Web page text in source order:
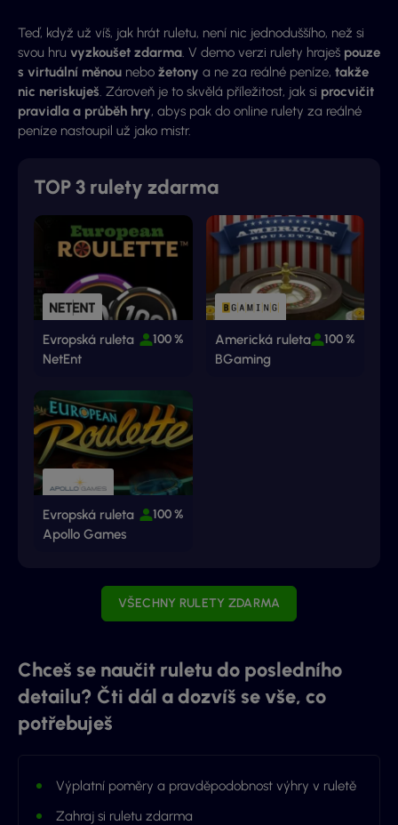
Teď, když už víš, jak hrát ruletu, není nic jednoduššího, než si
svou hru vyzkoušet zdarma. V demo verzi rulety hraješ pouze
s virtuální měnou nebo žetony a ne za reálné peníze, takže
nic neriskuješ. Zároveň je to skvělá příležitost, jak si procvičit
pravidla a průběh hry, abys pak do online rulety za reálné
peníze nastoupil už jako mistr.
TOP 3 rulety zdarma
Evropská ruleta
NetEnt
100 %
Americká ruleta
BGaming
100 %
Evropská ruleta
Apollo Games
100 %
VŠECHNY RULETY ZDARMA
Chceš se naučit ruletu do posledního
detailu? Čti dál a dozvíš se vše, co
potřebuješ
Výplatní poměry a pravděpodobnost výhry v ruletě
Zahraj si ruletu zdarma